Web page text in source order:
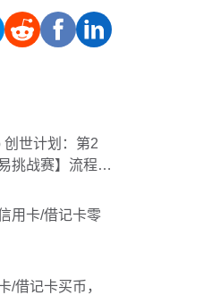
创世计划：第2
挑战赛】流程及
用卡/借记卡零
/借记卡买币，